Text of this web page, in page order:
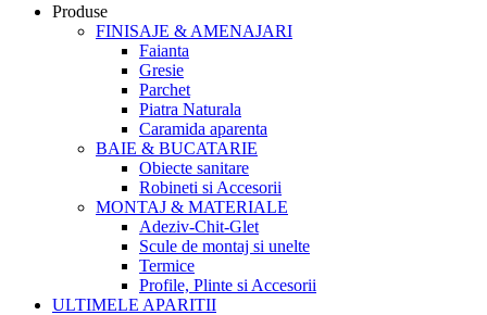
Produse
FINISAJE & AMENAJARI
Faianta
Gresie
Parchet
Piatra Naturala
Caramida aparenta
BAIE & BUCATARIE
Obiecte sanitare
Robineti si Accesorii
MONTAJ & MATERIALE
Adeziv-Chit-Glet
Scule de montaj si unelte
Termice
Profile, Plinte si Accesorii
ULTIMELE APARITII